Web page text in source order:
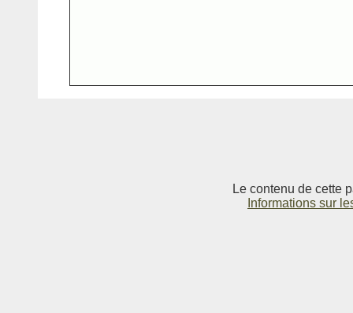
Le contenu de cette
Informations sur